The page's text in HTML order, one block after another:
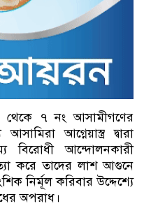
থেকে ৭ নং আসামীগণের
আগ্নেয়াস্ত্র দ্বারা
বিরোধী আন্দোলনকারী
করে তাদের লাশ আগুনে
নির্মূল করিবার উদ্দেশ্যে
অপরাধ।